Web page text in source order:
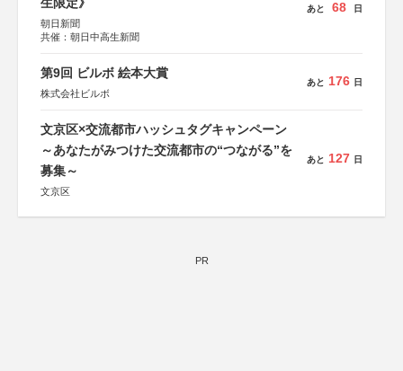
朝日新聞
共催：朝日中高生新聞
あと 68 日
第9回 ビルボ 絵本大賞
株式会社ビルボ
あと 176 日
文京区×交流都市ハッシュタグキャンペーン
～あなたがみつけた交流都市の“つながる”を
募集～
文京区
あと 127 日
PR